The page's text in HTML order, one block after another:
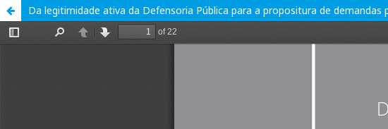
Da legitimidade ativa da Defensoria Pública para a propositura de